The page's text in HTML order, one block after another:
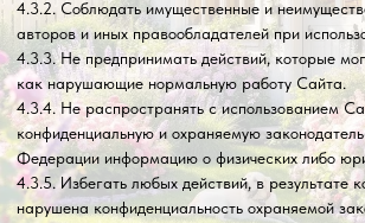
4.4.3. Любым способом обходить навигационную структуру Сайта
для получения или попытки получения любой информации,
документов или материалов любыми средствами, которые
специально не представлены сервисами данного Сайта;
4.4.4. Несанкционированный доступ к функциям Сайта, любым
другим системам или сетям, относящимся к данному Сайту, а
также к любым услугам, предлагаемым на Сайте;
4.4.5. Нарушать систему безопасности или аутентификации на
Сайте или в любой сети, относящейся к Сайту.
4.4.6. Выполнять обратный поиск, отслеживать или пытаться
отслеживать любую информацию о любом другом Пользователе
Сайта.